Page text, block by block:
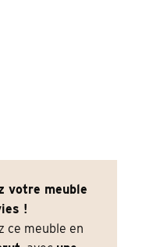
votre meuble
!
ce meuble en